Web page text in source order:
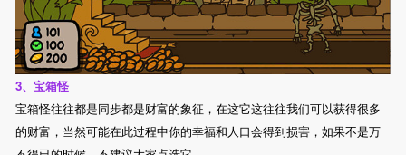
3、宝箱怪
宝箱怪往往都是同步都是财富的象征，在这它这往往我们可以获得很多
的财富，当然可能在此过程中你的幸福和人口会得到损害，如果不是万